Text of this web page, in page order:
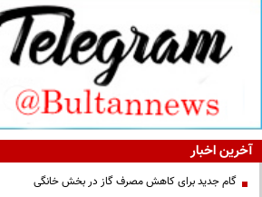
آخرین اخبار
گام جدید برای کاهش مصرف گاز در بخش خانگی